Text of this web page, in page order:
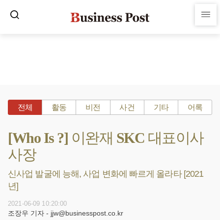
전체 활동 비전 사건 기타 어록
[Who Is ?] 이완재 SKC 대표이사
사장
신사업 발굴에 능해, 사업 변화에 빠르게 올라타 [2021
년]
2021-06-09 10:20:00
조장우 기자 - jjw@businesspost.co.kr